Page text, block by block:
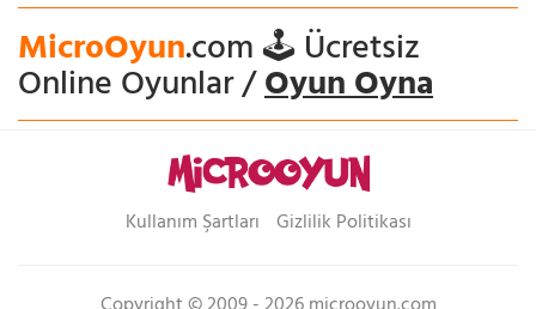
MicroOyun.com 🕹️ Ücretsiz
Online Oyunlar /Oyun Oyna
Kullanım Şartları Gizlilik Politikası